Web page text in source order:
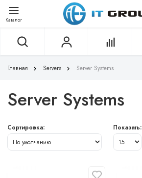
Каталог
Главная Servers Server Systems
Server Systems
Сортировка: Показать: